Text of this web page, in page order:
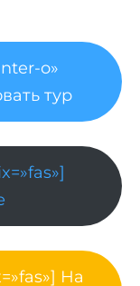
o»
тур
На